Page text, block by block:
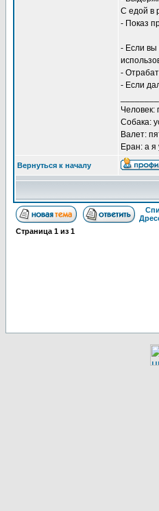
С едой в
- Показ
- Если вы
-
- Если
Человек:
Собака:
Валет:
Еран: а я
Вернуться к началу
Страница 1 из 1